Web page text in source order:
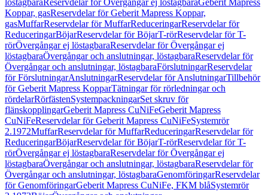
löstagbaraReservdelar för Övergångar ej löstagbaraGeberit Mapress
Koppar, gasReservdelar för Geberit Mapress Koppar,
gasMuffarReservdelar för MuffarReduceringarReservdelar för
ReduceringarBöjarReservdelar för BöjarT-rörReservdelar för T-
rörÖvergångar ej löstagbaraReservdelar för Övergångar ej
löstagbaraÖvergångar och anslutningar, löstagbaraReservdelar för
Övergångar och anslutningar, löstagbaraFörslutningarReservdelar
för FörslutningarAnslutningarReservdelar för AnslutningarTillbehör
för Geberit Mapress KopparTätningar för rörledningar och
rördelarRörfästenSystempackningarSet skruv för
flänskopplingarGeberit Mapress CuNiFeGeberit Mapress
CuNiFeReservdelar för Geberit Mapress CuNiFeSystemrör
2.1972MuffarReservdelar för MuffarReduceringarReservdelar för
ReduceringarBöjarReservdelar för BöjarT-rörReservdelar för T-
rörÖvergångar ej löstagbaraReservdelar för Övergångar ej
löstagbaraÖvergångar och anslutningar, löstagbaraReservdelar för
Övergångar och anslutningar, löstagbaraGenomföringarReservdelar
för GenomföringarGeberit Mapress CuNiFe, FKM blåSystemrör